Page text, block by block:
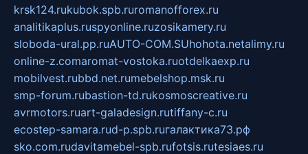
krsk124.rukubok.spb.ruromanofforex.ru
analitikaplus.ruspyonline.ruzosikamery.ru
sloboda-ural.pp.ruAUTO-COM.SUhohota.netalimy.ru
online-z.comaromat-vostoka.ruotdelkaexp.ru
mobilvest.rubbd.net.rumebelshop.msk.ru
smp-forum.rubastion-td.rukosmoscreative.ru
avrmotors.ruart-galadesign.rutiffany-c.ru
ecostep-samara.rud-p.spb.ruгалактика73.рф
sko.com.rudavitamebel-spb.rufotsis.rutesiaes.ru